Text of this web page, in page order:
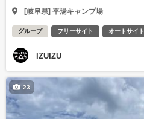
[岐阜県] 平湯キャンプ場
グループ フリーサイト オートサイト
IZUIZU
23